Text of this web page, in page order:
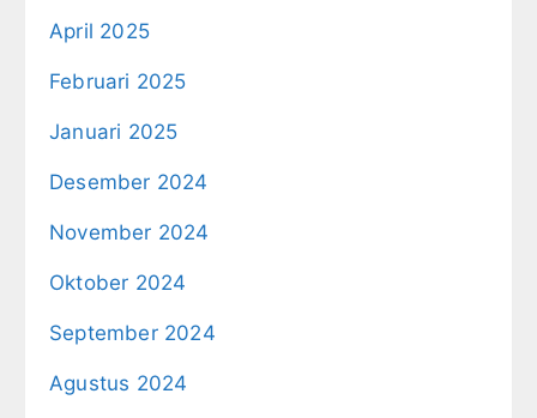
April 2025
Februari 2025
Januari 2025
Desember 2024
November 2024
Oktober 2024
September 2024
Agustus 2024